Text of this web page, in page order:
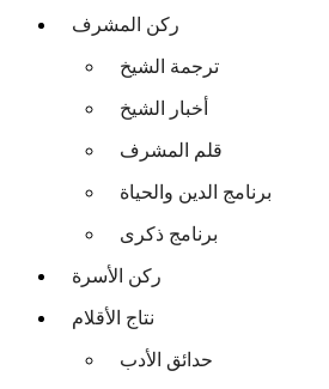
ركن المشرف
ترجمة الشيخ
أخبار الشيخ
قلم المشرف
برنامج الدين والحياة
برنامج ذكرى
ركن الأسرة
نتاج الأقلام
حدائق الأدب